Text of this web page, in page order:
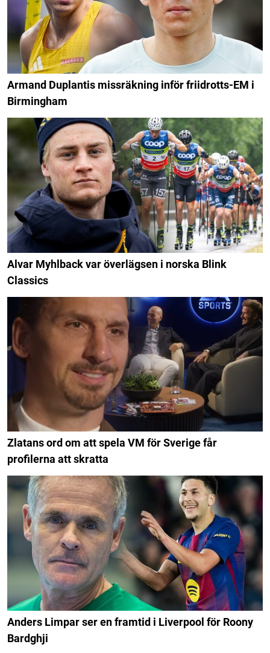
Armand Duplantis missräkning inför friidrotts-EM i
Birmingham
Alvar Myhlback var överlägsen i norska Blink
Classics
Zlatans ord om att spela VM för Sverige får
profilerna att skratta
Anders Limpar ser en framtid i Liverpool för Roony
Bardghji